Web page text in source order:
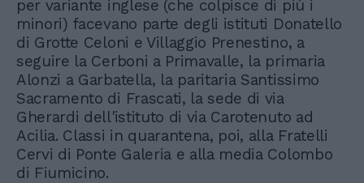
per variante inglese (che colpisce di più i
minori) facevano parte degli istituti Donatello
di Grotte Celoni e Villaggio Prenestino, a
seguire la Cerboni a Primavalle, la primaria
Alonzi a Garbatella, la paritaria Santissimo
Sacramento di Frascati, la sede di via
Gherardi dell'istituto di via Carotenuto ad
Acilia. Classi in quarantena, poi, alla Fratelli
Cervi di Ponte Galeria e alla media Colombo
di Fiumicino.